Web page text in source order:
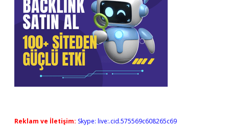
Reklam ve İletişim: Skype: live:.cid.575569c608265c69